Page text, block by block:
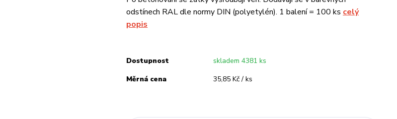
odstínech RAL dle normy DIN (polyetylén). 1 balení = 100 ks celý
popis
Dostupnost
skladem 4381 ks
Měrná cena
35,85 Kč / ks